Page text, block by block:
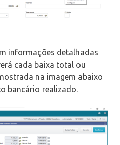
informações detalhadas
cada baixa total ou
na imagem abaixo
bancário realizado.